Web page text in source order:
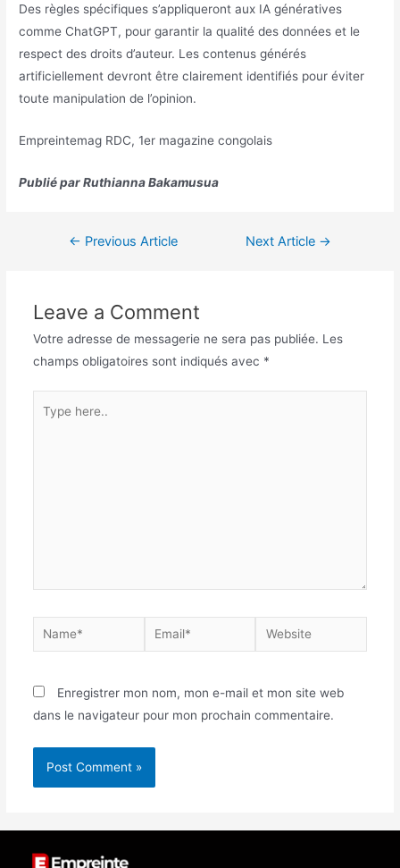
Des règles spécifiques s’appliqueront aux IA génératives
comme ChatGPT, pour garantir la qualité des données et le
respect des droits d’auteur. Les contenus générés
artificiellement devront être clairement identifiés pour éviter
toute manipulation de l’opinion.
Empreintemag RDC, 1er magazine congolais
Publié par Ruthianna Bakamusua
← Previous Article Next Article →
Leave a Comment
Votre adresse de messagerie ne sera pas publiée. Les
champs obligatoires sont indiqués avec *
Enregistrer mon nom, mon e-mail et mon site web
dans le navigateur pour mon prochain commentaire.